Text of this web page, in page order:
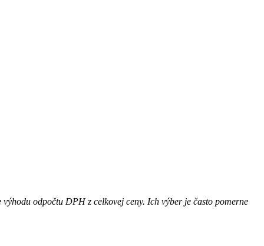
odpočtu DPH z celkovej ceny. Ich výber je často pomerne